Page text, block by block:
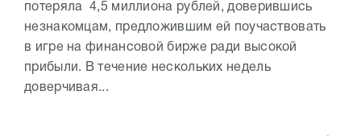
потеряла 4,5 миллиона рублей, доверившись
незнакомцам, предложившим ей поучаствовать
в игре на финансовой бирже ради высокой
прибыли. В течение нескольких недель
доверчивая...